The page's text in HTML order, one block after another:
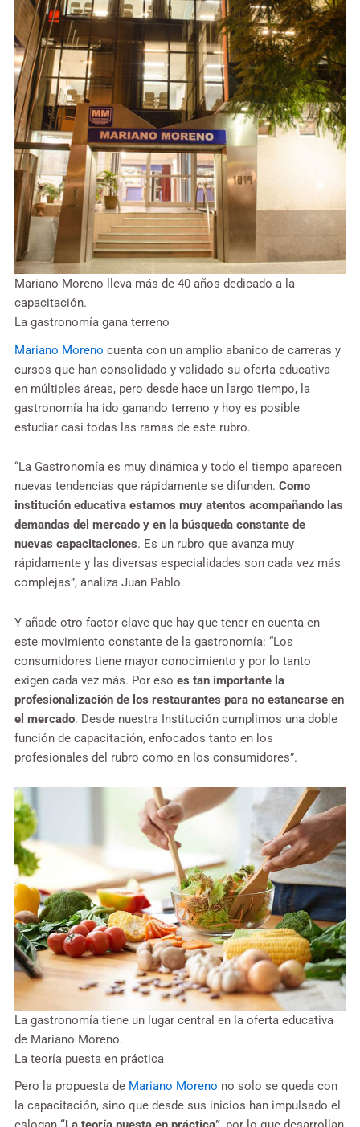
Mariano Moreno lleva más de 40 años dedicado a la
capacitación.
La gastronomía gana terreno
Mariano Moreno cuenta con un amplio abanico de carreras y
cursos que han consolidado y validado su oferta educativa
en múltiples áreas, pero desde hace un largo tiempo, la
gastronomía ha ido ganando terreno y hoy es posible
estudiar casi todas las ramas de este rubro.
“La Gastronomía es muy dinámica y todo el tiempo aparecen
nuevas tendencias que rápidamente se difunden. Como
institución educativa estamos muy atentos acompañando las
demandas del mercado y en la búsqueda constante de
nuevas capacitaciones. Es un rubro que avanza muy
rápidamente y las diversas especialidades son cada vez más
complejas”, analiza Juan Pablo.
Y añade otro factor clave que hay que tener en cuenta en
este movimiento constante de la gastronomía: “Los
consumidores tiene mayor conocimiento y por lo tanto
exigen cada vez más. Por eso es tan importante la
profesionalización de los restaurantes para no estancarse en
el mercado. Desde nuestra Institución cumplimos una doble
función de capacitación, enfocados tanto en los
profesionales del rubro como en los consumidores”.
La gastronomía tiene un lugar central en la oferta educativa
de Mariano Moreno.
La teoría puesta en práctica
Pero la propuesta de Mariano Moreno no solo se queda con
la capacitación, sino que desde sus inicios han impulsado el